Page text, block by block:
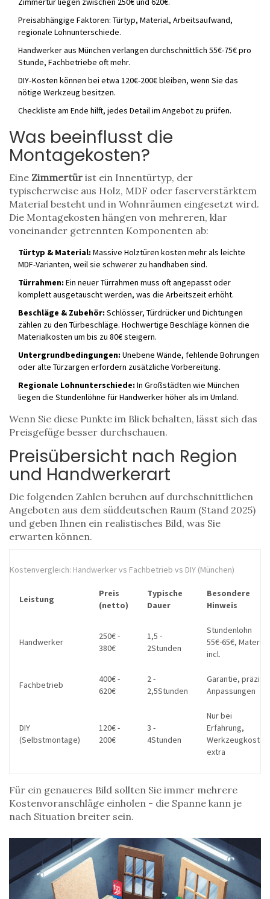
Preisabhängige Faktoren: Türtyp, Material, Arbeitsaufwand,
regionale Lohnunterschiede.
Handwerker aus München verlangen durchschnittlich 55€-75€ pro
Stunde, Fachbetriebe oft mehr.
DIY‑Kosten können bei etwa 120€-200€ bleiben, wenn Sie das
nötige Werkzeug besitzen.
Checkliste am Ende hilft, jedes Detail im Angebot zu prüfen.
Was beeinflusst die
Montagekosten?
Eine Zimmertür ist ein Innentürtyp, der
typischerweise aus Holz, MDF oder faserverstärktem
Material besteht und in Wohnräumen eingesetzt wird.
Die Montagekosten hängen von mehreren, klar
voneinander getrennten Komponenten ab:
Türtyp & Material: Massive Holztüren kosten mehr als leichte
MDF-Varianten, weil sie schwerer zu handhaben sind.
Türrahmen: Ein neuerTürrahmen muss oft angepasst oder
komplett ausgetauscht werden, was die Arbeitszeit erhöht.
Beschläge & Zubehör: Schlösser, Türdrücker und Dichtungen
zählen zu den Türbeschläge. Hochwertige Beschläge können die
Materialkosten um bis zu 80€ steigern.
Untergrundbedingungen: Unebene Wände, fehlende Bohrungen
oder alte Türzargen erfordern zusätzliche Vorbereitung.
Regionale Lohnunterschiede: In Großstädten wie München
liegen die Stundenlöhne fürHandwerkerhöher als im Umland.
Wenn Sie diese Punkte im Blick behalten, lässt sich das
Preisgefüge besser durchschauen.
Preisübersicht nach Region
und Handwerkerart
Die folgenden Zahlen beruhen auf durchschnittlichen
Angeboten aus dem süddeutschen Raum (Stand 2025)
und geben Ihnen ein realistisches Bild, was Sie
erwarten können.
Kostenvergleich: Handwerker vs Fachbetrieb vs DIY (München)
Leistung
Preis
(netto)
Typische
Dauer
Besondere
Hinweis
Handwerker
250€ -
380€
1,5 -
2Stunden
Stundenlohn
55€-65€, Material
incl.
Fachbetrieb
400€ -
620€
2 -
2,5Stunden
Garantie, präzise
Anpassungen
DIY
(Selbstmontage)
120€ -
200€
3 -
4Stunden
Nur bei
Erfahrung,
Werkzeugkosten
extra
Für ein genaueres Bild sollten Sie immer mehrere
Kostenvoranschläge einholen - die Spanne kann je
nach Situation breiter sein.